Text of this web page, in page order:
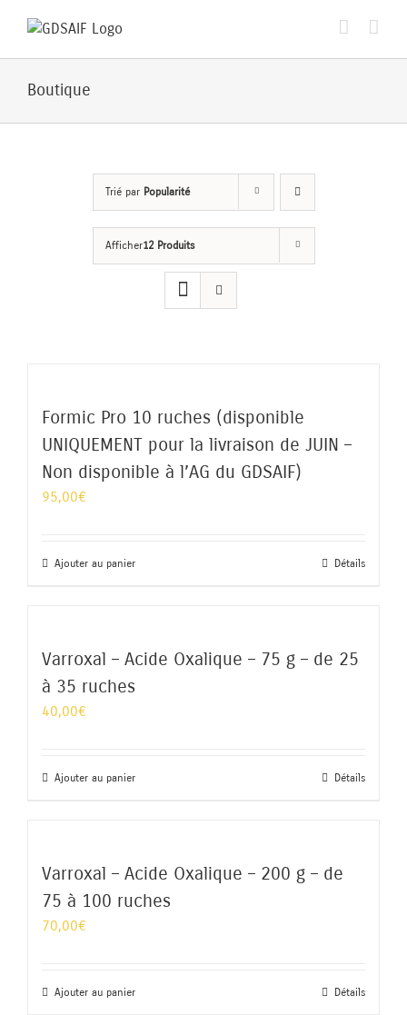
Boutique
Trié par Popularité
Afficher12 Produits
Formic Pro 10 ruches (disponible
UNIQUEMENT pour la livraison de JUIN –
Non disponible à l’AG du GDSAIF)
95,00€
Ajouter au panier Détails
Varroxal – Acide Oxalique – 75 g – de 25
à 35 ruches
40,00€
Ajouter au panier Détails
Varroxal – Acide Oxalique – 200 g – de
75 à 100 ruches
70,00€
Ajouter au panier Détails